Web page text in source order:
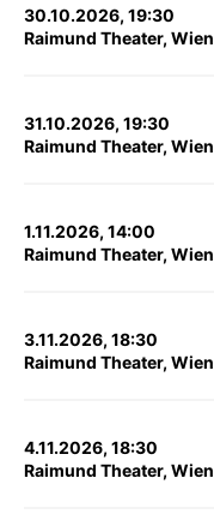
30.10.2026, 19:30
Raimund Theater, Wien
31.10.2026, 19:30
Raimund Theater, Wien
1.11.2026, 14:00
Raimund Theater, Wien
3.11.2026, 18:30
Raimund Theater, Wien
4.11.2026, 18:30
Raimund Theater, Wien